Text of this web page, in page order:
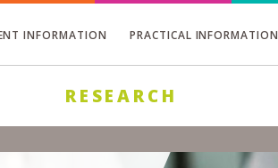
INFORMATION PRACTICAL INFORMATION
RESEARCH